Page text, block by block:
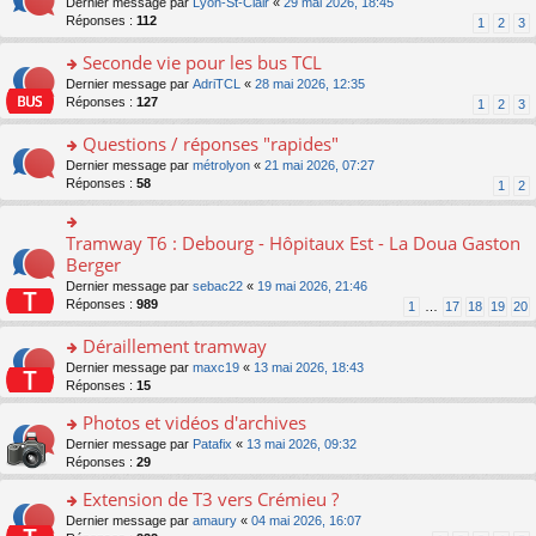
nt
s
ré
e
nt
lu
le
pl
u
s
ré
c
nt
e
n
lu
le
pl
u
s
ré
nt
le
m
e
s
s
a
g
n
o
n
lu
le
u
s
ré
nt
n
s
ult
er
le
m
e
s
s
a
g
e
n
o
n
lu
le
pl
u
s
ré
c
nt
Réponses : 112 1 2 3
o
n
s
ult
er
le
m
e
s
a
g
e
n
lu
le
pl
u
s
ré
c
e
nt
Seconde vie pour les bus TCL
Dernier message par AdriTCL « 28 mai 2026, 12:35
Réponses : 127 1 2 3
o
n
s
ult
er
le
m
e
s
s
a
g
e
n
o
n
lu
le
u
s
Questions / réponses "rapides"
Dernier message par métrolyon « 21 mai 2026, 07:27
Réponses : 58 1 2
o
n
ult
er
le
m
e
s
s
a
g
e
n
o
n
lu
Tramway T6 : Debourg - Hôpitaux Est - La Doua Gaston
Berger
Dernier message par sebac22 « 19 mai 2026, 21:46
Réponses : 989 1 17 18 19 20
o
n
s
ult
er
le
m
e
s
s
Déraillement tramway
Dernier message par maxc19 « 13 mai 2026, 18:43
Réponses : 15
o
n
s
ult
er
Photos et vidéos d'archives
Dernier message par Patafix « 13 mai 2026, 09:32
Réponses : 29
o
Extension de T3 vers Crémieu ?
Dernier message par amaury « 04 mai 2026, 16:07